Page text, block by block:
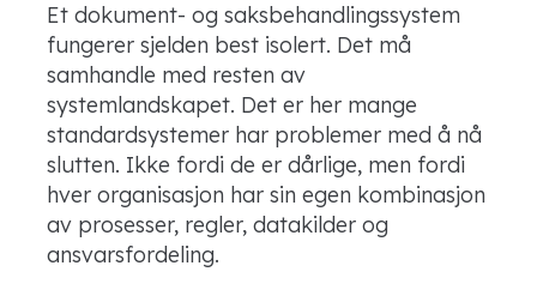
Et dokument- og saksbehandlingssystem
fungerer sjelden best isolert. Det må
samhandle med resten av
systemlandskapet. Det er her mange
standardsystemer har problemer med å nå
slutten. Ikke fordi de er dårlige, men fordi
hver organisasjon har sin egen kombinasjon
av prosesser, regler, datakilder og
ansvarsfordeling.